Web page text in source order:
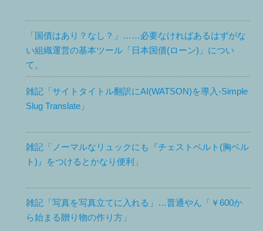
「国債はあり？なし？」……必要なければあるはずがな
い組織運営の基本ツール「日本国債(ローン)」につい
て。
雑記「サイトタイトル翻訳にAI(WATSON)を導入-Simple
Slug Translate」
雑記「ノーマルなリュックにも『チェストベルト(胸ベル
ト)』をつけるとかなり便利」
雑記「写真を写真立てに入れる」…普通やん「￥600か
ら始まる贈り物の作り方」